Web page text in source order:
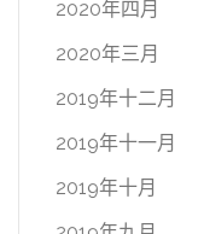
2020年四月
2020年三月
2019年十二月
2019年十一月
2019年十月